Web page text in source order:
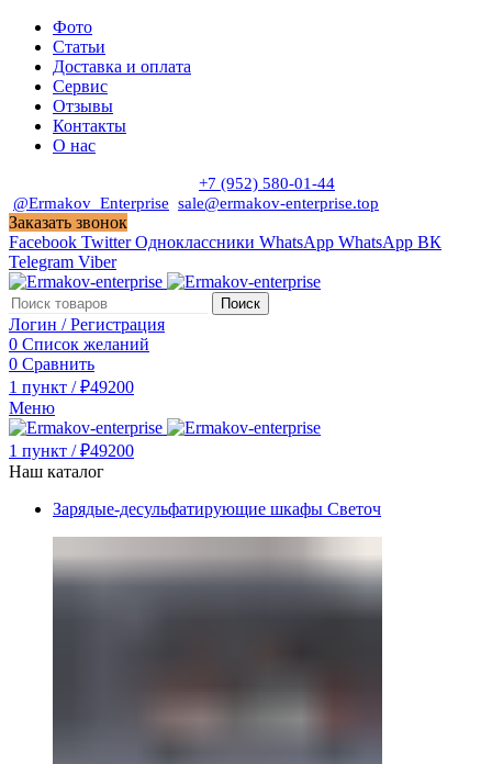
Фото
Статьи
Доставка и оплата
Сервис
Отзывы
Контакты
О нас
+7 (952) 580-01-44
@Ermakov_Enterprise sale@ermakov-enterprise.top
Заказать звонок
Facebook Twitter Одноклассники WhatsApp WhatsApp ВК
Telegram Viber
Поиск
Логин / Регистрация
0 Список желаний
0 Сравнить
1 пункт / ₽49200
Меню
1 пункт / ₽49200
Наш каталог
Зарядые-десульфатирующие шкафы Светоч